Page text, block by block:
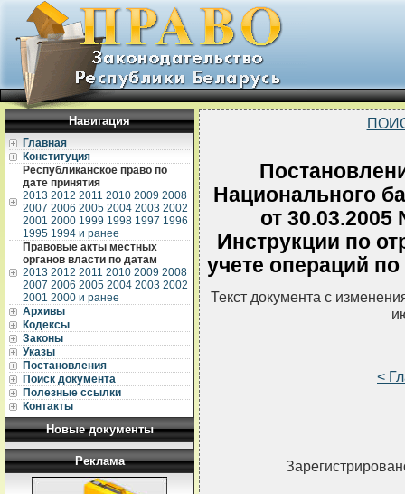
Навигация
Главная
Конституция
Республиканское право по
дате принятия
2013 2012 2011 2010 2009 2008
2007 2006 2005 2004 2003 2002
2001 2000 1999 1998 1997 1996
1995 1994 и ранее
Правовые акты местных
органов власти по датам
2013 2012 2011 2010 2009 2008
2007 2006 2005 2004 2003 2002
2001 2000 и ранее
Архивы
Кодексы
Законы
Указы
Постановления
Поиск документа
Полезные ссылки
Контакты
Новые документы
Реклама
Национального
от
Инструкции по
учете операций
Текст документа с
<